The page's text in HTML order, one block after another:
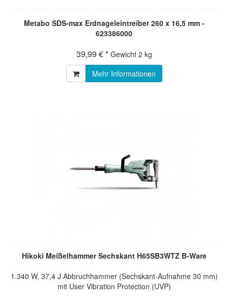
Metabo SDS-max Erdnageleintreiber 260 x 16,5 mm -
623386000
39,99 € * Gewicht 2 kg
Mehr Informationen
Hikoki Meißelhammer Sechskant H65SB3WTZ B-Ware
1.340 W, 37,4 J Abbruchhammer (Sechskant-Aufnahme 30 mm)
mit User Vibration Protection (UVP)